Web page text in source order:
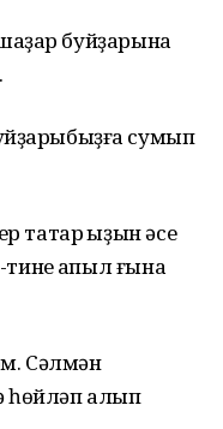
буйҙарына
сумып
татар ҡыҙын әсе
тине ҡапыл ғына
Сәлмән
һөйләп алып